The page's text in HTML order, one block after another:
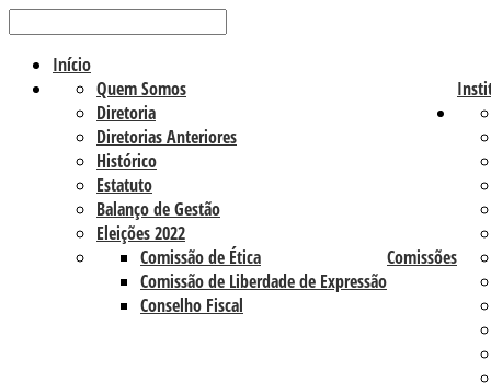
Início
Quem Somos
Diretoria
Diretorias Anteriores
Histórico
Estatuto
Balanço de Gestão
Eleições 2022
Comissões
Comissão de Ética
Comissão de Liberdade de Expressão
Conselho Fiscal